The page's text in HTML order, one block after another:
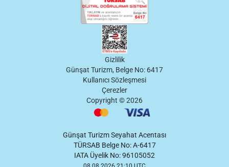
Gizlilik
Günşat Turizm, Belge No: 6417
Kullanıcı Sözleşmesi
Çerezler
Copyright ©2026
Günşat Turizm Seyahat Acentası
TÜRSAB Belge No: A-6417
IATA Üyelik No: 96105052